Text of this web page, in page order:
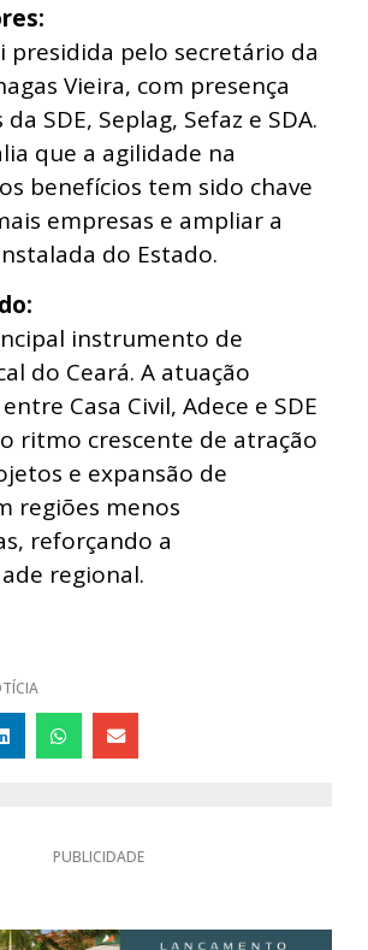
presidida pelo secretário da
Vieira, com presença
SDE, Seplag, Sefaz e SDA.
que a agilidade na
benefícios tem sido chave
empresas e ampliar a
do Estado.
instrumento de
do Ceará. A atuação
Casa Civil, Adece e SDE
ritmo crescente de atração
e expansão de
regiões menos
reforçando a
regional.
PUBLICIDADE